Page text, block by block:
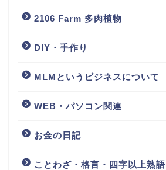
2106 Farm 多肉植物
DIY・手作り
MLMというビジネスについて
WEB・パソコン関連
お金の日記
ことわざ・格言・四字以上熟語